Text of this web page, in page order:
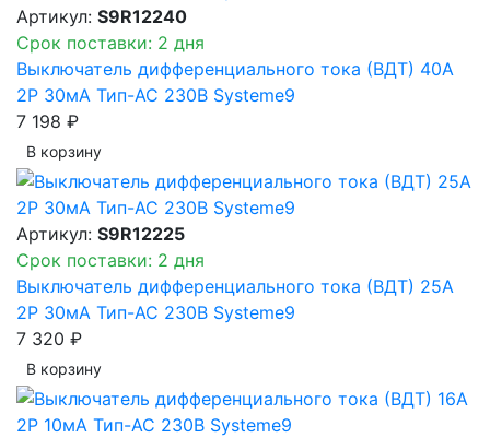
Артикул: S9R12240
Срок поставки: 2 дня
Выключатель дифференциального тока (ВДТ) 40A
2P 30мА Тип-AC 230В Systeme9
7 198 ₽
В корзинy
Артикул: S9R12225
Срок поставки: 2 дня
Выключатель дифференциального тока (ВДТ) 25A
2P 30мА Тип-AC 230В Systeme9
7 320 ₽
В корзинy